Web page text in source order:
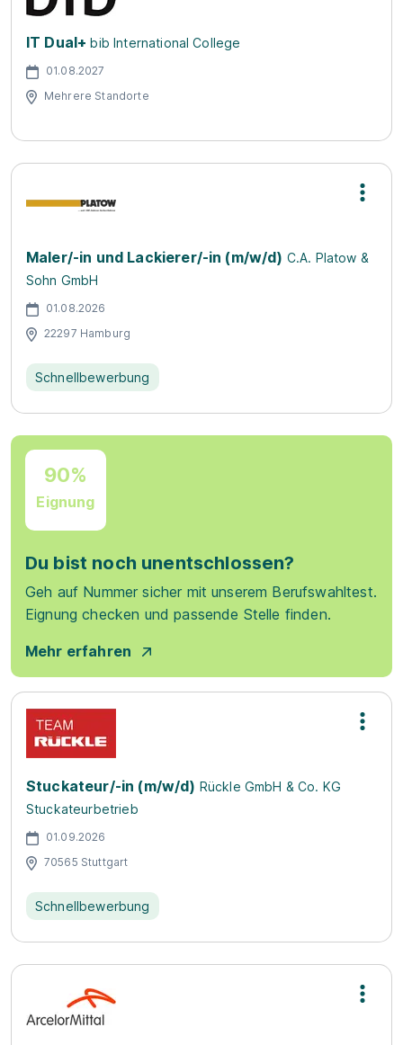
IT Dual+ bib International College
01.08.2027
Mehrere Standorte
Maler/-in und Lackierer/-in (m/w/d) C.A. Platow &
Sohn GmbH
01.08.2026
22297 Hamburg
Schnellbewerbung
90%
Eignung
Du bist noch unentschlossen?
Geh auf Nummer sicher mit unserem Berufswahltest.
Eignung checken und passende Stelle finden.
Mehr erfahren
Stuckateur/-in (m/w/d) Rückle GmbH & Co. KG
Stuckateurbetrieb
01.09.2026
70565 Stuttgart
Schnellbewerbung